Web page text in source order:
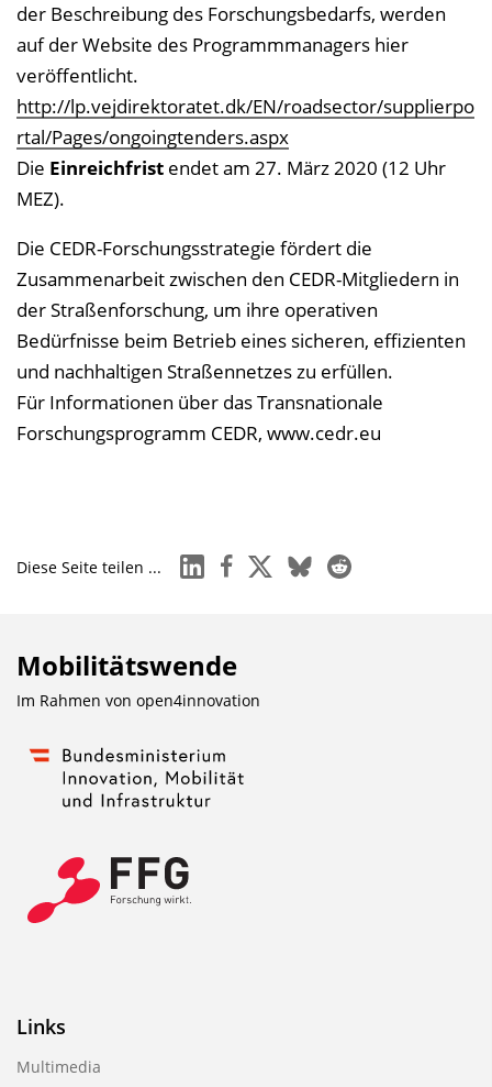
der Beschreibung des Forschungsbedarfs, werden
auf der Website des Programmmanagers hier
veröffentlicht.
http://lp.vejdirektoratet.dk/EN/roadsector/supplierpo
rtal/Pages/ongoingtenders.aspx
Die Einreichfrist endet am 27. März 2020 (12 Uhr
MEZ).
Die CEDR-Forschungsstrategie fördert die
Zusammenarbeit zwischen den CEDR-Mitgliedern in
der Straßenforschung, um ihre operativen
Bedürfnisse beim Betrieb eines sicheren, effizienten
und nachhaltigen Straßennetzes zu erfüllen.
Für Informationen über das Transnationale
Forschungsprogramm CEDR, www.cedr.eu
Diese Seite teilen ... linkedinfacebook
x blueskyreddit
Mobilitätswende
Im Rahmen von open4innovation
Links
Multimedia